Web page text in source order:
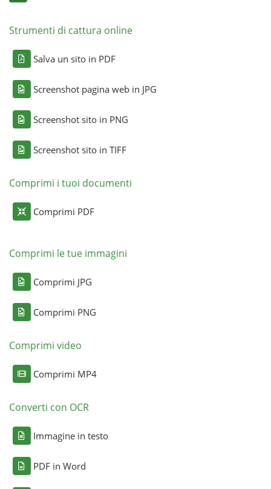
Strumenti di cattura online
Salva un sito in PDF
Screenshot pagina web in JPG
Screenshot sito in PNG
Screenshot sito in TIFF
Comprimi i tuoi documenti
Comprimi PDF
Comprimi le tue immagini
Comprimi JPG
Comprimi PNG
Comprimi video
Comprimi MP4
Converti con OCR
Immagine in testo
PDF in Word